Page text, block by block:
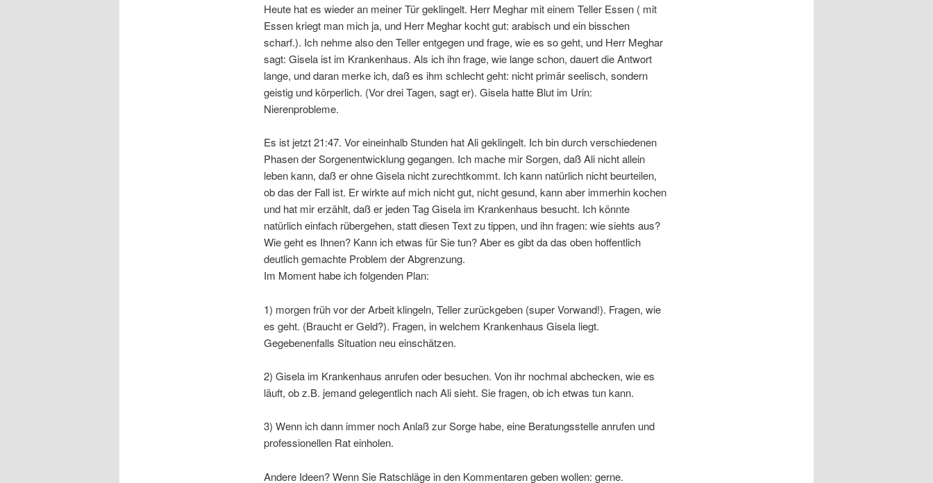
Heute hat es wieder an meiner Tür geklingelt. Herr Meghar mit einem Teller Essen ( mit
Essen kriegt man mich ja, und Herr Meghar kocht gut: arabisch und ein bisschen
scharf.). Ich nehme also den Teller entgegen und frage, wie es so geht, und Herr Meghar
sagt: Gisela ist im Krankenhaus. Als ich ihn frage, wie lange schon, dauert die Antwort
lange, und daran merke ich, daß es ihm schlecht geht: nicht primär seelisch, sondern
geistig und körperlich. (Vor drei Tagen, sagt er). Gisela hatte Blut im Urin:
Nierenprobleme.
Es ist jetzt 21:47. Vor eineinhalb Stunden hat Ali geklingelt. Ich bin durch verschiedenen
Phasen der Sorgenentwicklung gegangen. Ich mache mir Sorgen, daß Ali nicht allein
leben kann, daß er ohne Gisela nicht zurechtkommt. Ich kann natürlich nicht beurteilen,
ob das der Fall ist. Er wirkte auf mich nicht gut, nicht gesund, kann aber immerhin kochen
und hat mir erzählt, daß er jeden Tag Gisela im Krankenhaus besucht. Ich könnte
natürlich einfach rübergehen, statt diesen Text zu tippen, und ihn fragen: wie siehts aus?
Wie geht es Ihnen? Kann ich etwas für Sie tun? Aber es gibt da das oben hoffentlich
deutlich gemachte Problem der Abgrenzung.
Im Moment habe ich folgenden Plan:
1) morgen früh vor der Arbeit klingeln, Teller zurückgeben (super Vorwand!). Fragen, wie
es geht. (Braucht er Geld?). Fragen, in welchem Krankenhaus Gisela liegt.
Gegebenenfalls Situation neu einschätzen.
2) Gisela im Krankenhaus anrufen oder besuchen. Von ihr nochmal abchecken, wie es
läuft, ob z.B. jemand gelegentlich nach Ali sieht. Sie fragen, ob ich etwas tun kann.
3) Wenn ich dann immer noch Anlaß zur Sorge habe, eine Beratungsstelle anrufen und
professionellen Rat einholen.
Andere Ideen? Wenn Sie Ratschläge in den Kommentaren geben wollen: gerne.